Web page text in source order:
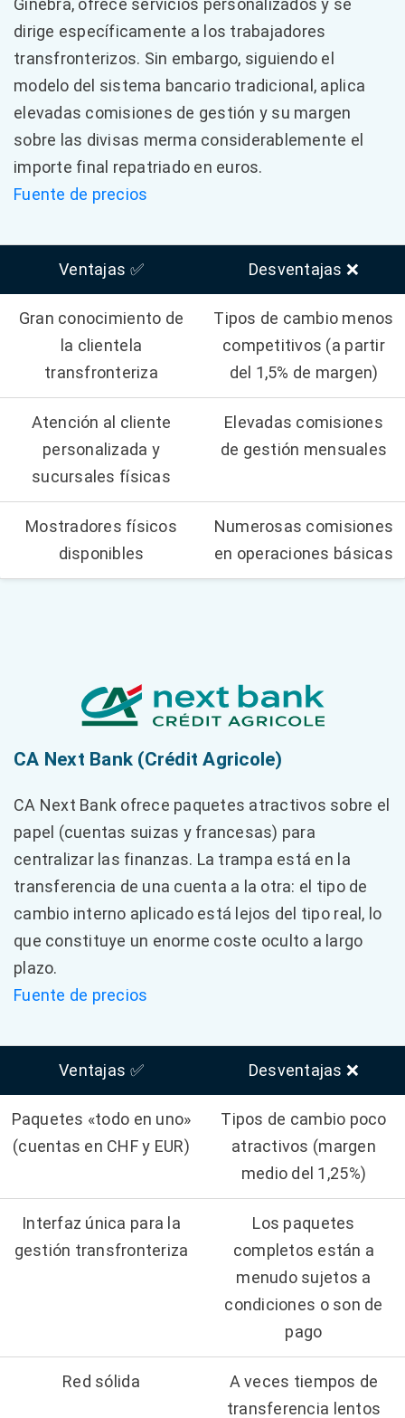
Ginebra, ofrece servicios personalizados y se
dirige específicamente a los trabajadores
transfronterizos. Sin embargo, siguiendo el
modelo del sistema bancario tradicional, aplica
elevadas comisiones de gestión y su margen
sobre las divisas merma considerablemente el
importe final repatriado en euros.
Fuente de precios
Ventajas ✅ Desventajas ❌
Gran conocimiento de
la clientela
transfronteriza
Tipos de cambio menos
competitivos (a partir
del 1,5% de margen)
Atención al cliente
personalizada y
sucursales físicas
Elevadas comisiones
de gestión mensuales
Mostradores físicos
disponibles
Numerosas comisiones
en operaciones básicas
CA Next Bank (Crédit Agricole)
CA Next Bank ofrece paquetes atractivos sobre el
papel (cuentas suizas y francesas) para
centralizar las finanzas. La trampa está en la
transferencia de una cuenta a la otra: el tipo de
cambio interno aplicado está lejos del tipo real, lo
que constituye un enorme coste oculto a largo
plazo.
Fuente de precios
Ventajas ✅ Desventajas ❌
Paquetes «todo en uno»
(cuentas en CHF y EUR)
Tipos de cambio poco
atractivos (margen
medio del 1,25%)
Interfaz única para la
gestión transfronteriza
Los paquetes
completos están a
menudo sujetos a
condiciones o son de
pago
Red sólida
A veces tiempos de
transferencia lentos